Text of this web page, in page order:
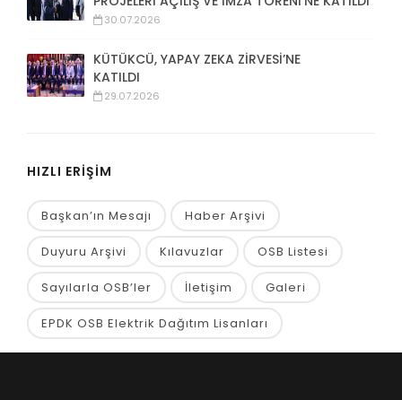
30.07.2026
KÜTÜKCÜ, YAPAY ZEKA ZİRVESİ’NE
KATILDI
29.07.2026
HIZLI ERİŞİM
Başkan’ın Mesajı Haber Arşivi
Duyuru Arşivi Kılavuzlar OSB Listesi
Sayılarla OSB’ler İletişim Galeri
EPDK OSB Elektrik Dağıtım Lisanları